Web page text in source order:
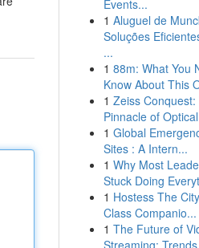
Events...
1 Aluguel de
Soluções
...
1 88m: What You
Know About This
1 Zeiss Conquest:
Pinnacle of
1 Global
Sites : A Intern...
1 Why Most
Stuck Doing
1 Hostess The
Class Companio...
1 The Future of
Streaming: